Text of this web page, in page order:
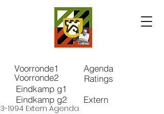
Agenda
Voorronde1
Voorronde2
Eindkamp g1
Eindkamp g2
Ratings
Extern
1994 Extern Agenda